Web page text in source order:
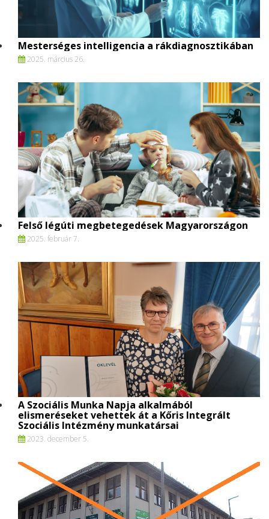
Mesterséges intelligencia a rákdiagnosztikában
2025. március 26.
Felső légúti megbetegedések Magyarországon
2025. február 7.
A Szociális Munka Napja alkalmából
elismeréseket vehettek át a Kőris Integrált
Szociális Intézmény munkatársai
2023. december 5.